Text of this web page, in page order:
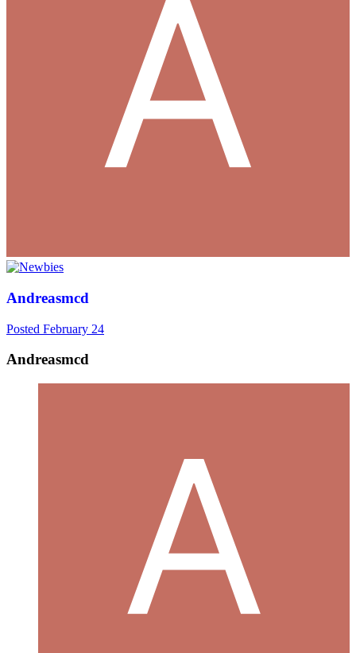
Andreasmcd
Posted February 24
Andreasmcd